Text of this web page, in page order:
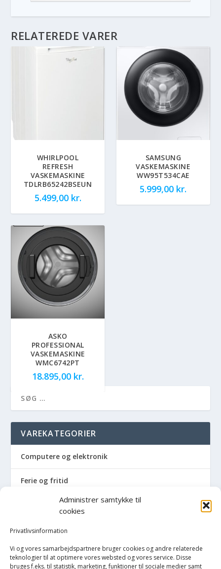
Administrer samtykke til
cookies
Privatlivsinformation
Vi og vores samarbejdspartnere bruger cookies og andre relaterede
teknologier til at optimere vores websted og vores service. Disse
bruges f.eks. til statistik, marketing, funktioner til sociale medier samt
RELATEREDE VARER
WHIRLPOOL
REFRESH
VASKEMASKINE
TDLRB65242BSEUN
5.499,00 kr.
SAMSUNG
VASKEMASKINE
WW95T534CAE
5.999,00 kr.
ASKO
PROFESSIONAL
VASKEMASKINE
WMC6742PT
18.895,00 kr.
VAREKATEGORIER
Computere og elektronik
Ferie og fritid
Hus og have
Havemaskiner
Hvidevarer